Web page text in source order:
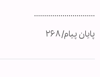
..............................
پایان پیام/ ۲۶۸